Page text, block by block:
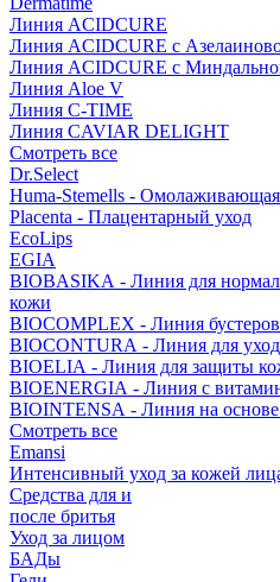
Линия ACIDCURE
Линия ACIDCURE с
Линия ACIDCURE с
Линия Aloe V
Линия C-TIME
Линия CAVIAR DELIGHT
Смотреть все
Dr.Select
Huma-Stemells -
Placenta - Плацентарный уход
EcoLips
EGIA
BIOBASIKA - Линия для
кожи
BIOCOMPLEX - Линия бустеров
BIOCONTURA - Линия для
BIOELIA - Линия для защиты
BIOENERGIA - Линия с
BIOINTENSA - Линия на основе
Смотреть все
Emansi
Интенсивный уход за кожей
Средства для и
после бритья
Уход за лицом
БАДы